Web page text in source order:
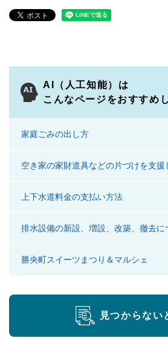
AI（人工知能）は
こんなページをおすすめ
家庭ごみの出し方
空き家の家財道具などの片づけを支援
上下水道料金の支払い方法
排水設備の新設、増設、改築、撤去に
勝央町スイーツまつり＆マルシェ
見つからない